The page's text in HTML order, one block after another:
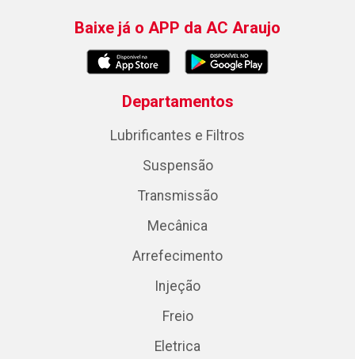
Baixe já o APP da AC Araujo
Departamentos
Lubrificantes e Filtros
Suspensão
Transmissão
Mecânica
Arrefecimento
Injeção
Freio
Eletrica